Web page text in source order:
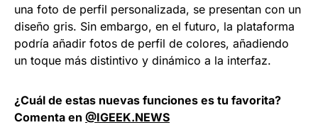
una foto de perfil personalizada, se presentan con un
diseño gris. Sin embargo, en el futuro, la plataforma
podría añadir fotos de perfil de colores, añadiendo
un toque más distintivo y dinámico a la interfaz.
¿Cuál de estas nuevas funciones es tu favorita?
Comenta en @IGEEK.NEWS